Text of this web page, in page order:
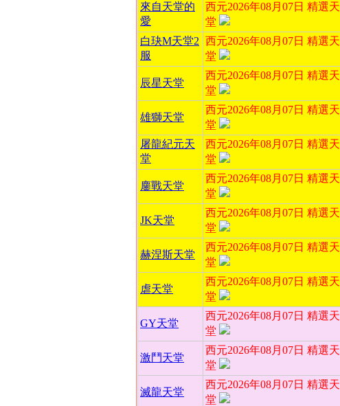
來自天堂的
愛
西元2026年08月07日 精選天
堂
白玦M天堂2
服
西元2026年08月07日 精選天
堂
辰星天堂
西元2026年08月07日 精選天
堂
雄獅天堂
西元2026年08月07日 精選天
堂
屠龍紀元天
堂
西元2026年08月07日 精選天
堂
鏖戰天堂
西元2026年08月07日 精選天
堂
JK天堂
西元2026年08月07日 精選天
堂
赫涅斯天堂
西元2026年08月07日 精選天
堂
虐天堂
西元2026年08月07日 精選天
堂
GY天堂
西元2026年08月07日 精選天
堂
激鬥天堂
西元2026年08月07日 精選天
堂
滅龍天堂
西元2026年08月07日 精選天
堂